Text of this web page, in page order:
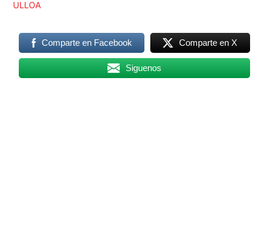
ULLOA
Comparte en Facebook Comparte en X
Siguenos